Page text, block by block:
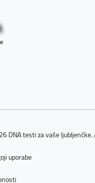
DNA testi za vaše
uporabe